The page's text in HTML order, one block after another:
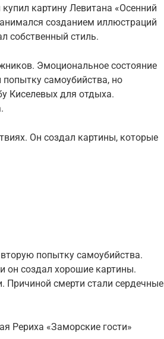
картину Левитана «Осенний
созданием иллюстраций
собственный стиль.
Эмоциональное состояние
самоубийства, но
Киселевых для отдыха.
Он создал картины, которые
попытку самоубийства.
он создал хорошие картины.
Причиной смерти стали сердечные
Рериха «Заморские гости»